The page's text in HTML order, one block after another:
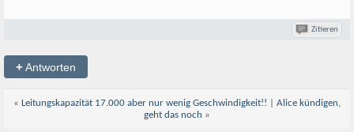
Zitieren
+Antworten
« Leitungskapazität 17.000 aber nur wenig Geschwindigkeit!!
Alice kündigen,
geht das noch »